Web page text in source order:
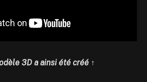
3D a ainsi été créé ↑